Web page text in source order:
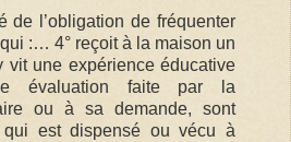
de l’obligation de fréquenter
:… 4° reçoit à la maison un
vit une expérience éducative
évaluation faite par la
ou à sa demande, sont
est dispensé ou vécu à